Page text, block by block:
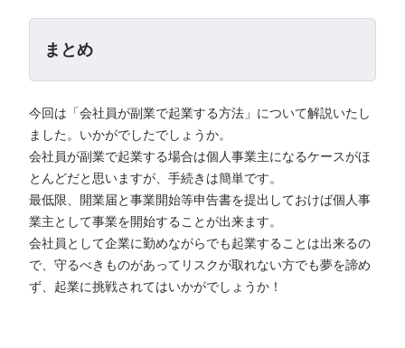
まとめ
今回は「会社員が副業で起業する方法」について解説いたし
ました。いかがでしたでしょうか。
会社員が副業で起業する場合は個人事業主になるケースがほ
とんどだと思いますが、手続きは簡単です。
最低限、開業届と事業開始等申告書を提出しておけば個人事
業主として事業を開始することが出来ます。
会社員として企業に勤めながらでも起業することは出来るの
で、守るべきものがあってリスクが取れない方でも夢を諦め
ず、起業に挑戦されてはいかがでしょうか！